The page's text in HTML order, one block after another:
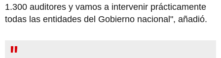
1.300 auditores y vamos a intervenir prácticamente
todas las entidades del Gobierno nacional", añadió.